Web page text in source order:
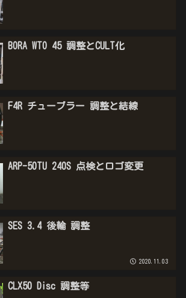
BORA WTO 45 調整とCULT化
F4R チューブラー 調整と結線
ARP-50TU 240S 点検とロゴ変更
SES 3.4 後輪 調整
2020.11.03
CLX50 Disc 調整等